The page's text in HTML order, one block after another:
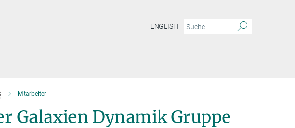
ENGLISH
Mitarbeiter
Galaxien Dynamik Gruppe